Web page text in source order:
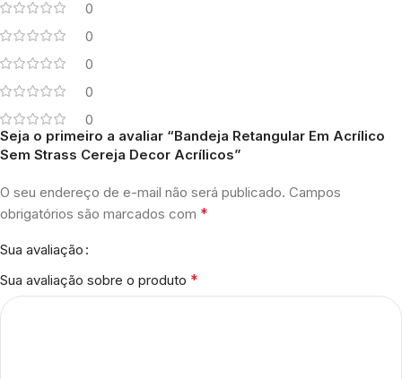
0
0
0
0
0
Seja o primeiro a avaliar “Bandeja Retangular Em Acrílico
Sem Strass Cereja Decor Acrílicos”
O seu endereço de e-mail não será publicado. Campos
obrigatórios são marcados com *
Sua avaliação
Sua avaliação sobre o produto *